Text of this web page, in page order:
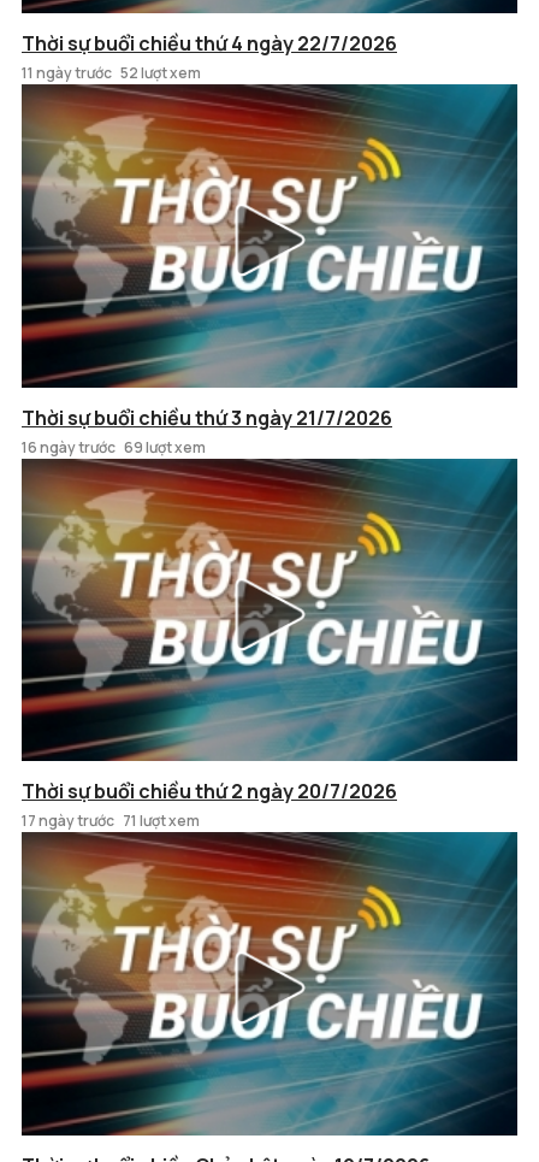
Thời sự buổi chiều thứ 4 ngày 22/7/2026
11 ngày trước 52 lượt xem
Thời sự buổi chiều thứ 3 ngày 21/7/2026
16 ngày trước 69 lượt xem
Thời sự buổi chiều thứ 2 ngày 20/7/2026
17 ngày trước 71 lượt xem